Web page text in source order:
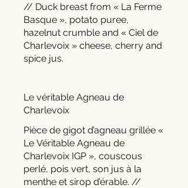
// Duck breast from « La Ferme
Basque », potato puree,
hazelnut crumble and « Ciel de
Charlevoix » cheese, cherry and
spice jus.
Le véritable Agneau de
Charlevoix
Pièce de gigot d’agneau grillée «
Le Véritable Agneau de
Charlevoix IGP », couscous
perlé, pois vert, son jus à la
menthe et sirop d’érable. //